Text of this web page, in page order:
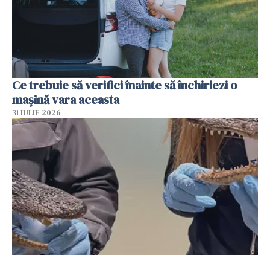
Ce trebuie să verifici înainte să închiriezi o
mașină vara aceasta
31 IULIE 2026